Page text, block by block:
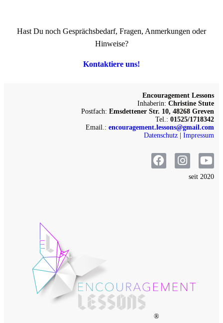
Hast Du noch Gesprächsbedarf, Fragen, Anmerkungen oder
Hinweise?
Kontaktiere uns!
Encouragement Lessons
Inhaberin: Christine Stute
Postfach: Emsdettener Str. 10, 48268 Greven
Tel.: 01525/1718342
Email.: encouragement.lessons@gmail.com
Datenschutz
Impressum
seit 2020
®